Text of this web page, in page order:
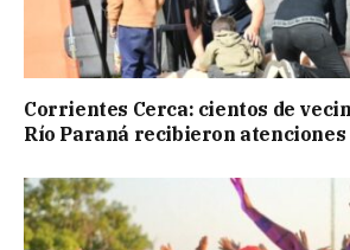
Corrientes Cerca: cientos de
Río Paraná recibieron